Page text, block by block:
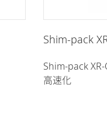
Shim-pack
Shim-pack
高速化